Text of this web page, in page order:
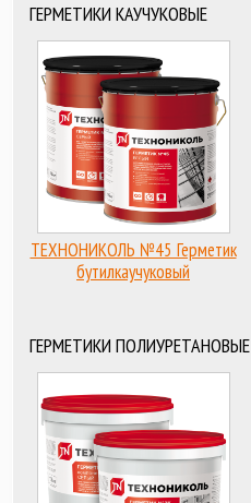
ГЕРМЕТИКИ КАУЧУКОВЫЕ
ТЕХНОНИКОЛЬ №45 Герметик
бутилкаучуковый
ГЕРМЕТИКИ ПОЛИУРЕТАНОВЫЕ